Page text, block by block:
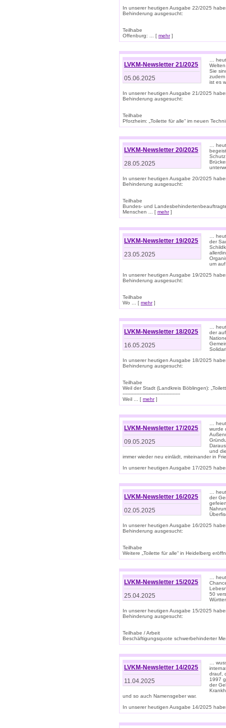
In unserer heutigen Ausgabe 22/2025
Behinderung ausgesucht:
Teilhabe
Offenburg: ... [ mehr]
LVKM-Newsletter 21/2025
05.06.2025
…
Sie
ist es
In unserer heutigen Ausgabe 21/2025
Behinderung ausgesucht:
Teilhabe
Pforzheim: „Toilette für alle“ im neuen
LVKM-Newsletter 20/2025
28.05.2025
…
In unserer heutigen Ausgabe 20/2025
Behinderung ausgesucht:
Teilhabe
Bundes- und
Menschen ... [ mehr]
LVKM-Newsletter 19/2025
23.05.2025
…
der
um
In unserer heutigen Ausgabe 19/2025
Behinderung ausgesucht:
Teilhabe
Wo ... [ mehr]
LVKM-Newsletter 18/2025
16.05.2025
…
der
In unserer heutigen Ausgabe 18/2025
Behinderung ausgesucht:
Teilhabe
Weil der Stadt (Landkreis Böblingen):
--------------------------------------
Weil ... [ mehr]
LVKM-Newsletter 17/2025
09.05.2025
…
wurde
und
immer wieder neu einlädt, miteinander in
In unserer heutigen Ausgabe 17/2025
LVKM-Newsletter 16/2025
02.05.2025
…
der
In unserer heutigen Ausgabe 16/2025
Behinderung ausgesucht:
Teilhabe
Weitere „Toilette für alle“ in Heidelberg
LVKM-Newsletter 15/2025
25.04.2025
…
50
In unserer heutigen Ausgabe 15/2025
Behinderung ausgesucht:
Teilhabe / Arbeit
Beschäftigungsquote schwerbehinderter
LVKM-Newsletter 14/2025
11.04.2025
…
drauf,
1997
der
und so auch Namensgeber war.
In unserer heutigen Ausgabe 14/2025